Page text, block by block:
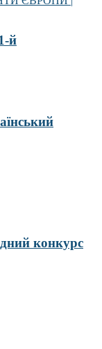
й
конкурс